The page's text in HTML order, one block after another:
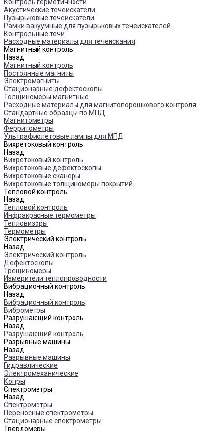
Контроль герметичности
Акустические течеискатели
Пузырьковые течеискатели
Рамки вакуумные для пузырьковых течеискателей
Контрольные течи
Расходные материалы для течеискания
Магнитный контроль
Назад
Магнитный контроль
Постоянные магниты
Электромагниты
Стационарные дефектоскопы
Толщиномеры магнитные
Расходные материалы для магнитопорошкового контроля
Стандартные образцы по МПД
Магнитометры
Ферритометры
Ультрафиолетовые лампы для МПД
Вихретоковый контроль
Назад
Вихретоковый контроль
Вихретоковые дефектоскопы
Вихретоковые сканеры
Вихретоковые толщиномеры покрытий
Тепловой контроль
Назад
Тепловой контроль
Инфракрасные термометры
Тепловизоры
Термометры
Электрический контроль
Назад
Электрический контроль
Дефектоскопы
Трещиномеры
Измерители теплопроводности
Вибрационный контроль
Назад
Вибрационный контроль
Виброметры
Разрушающий контроль
Назад
Разрушающий контроль
Разрывные машины
Назад
Разрывные машины
Гидравлические
Электромеханические
Копры
Спектрометры
Назад
Спектрометры
Переносные спектрометры
Стационарные спектрометры
Твердомеры